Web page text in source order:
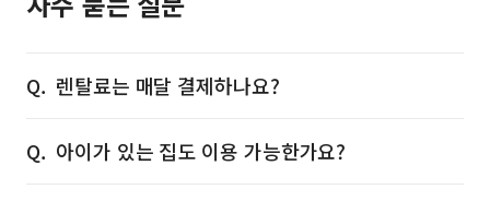
렌탈료는 매달 결제하나요?
아이가 있는 집도 이용 가능한가요?